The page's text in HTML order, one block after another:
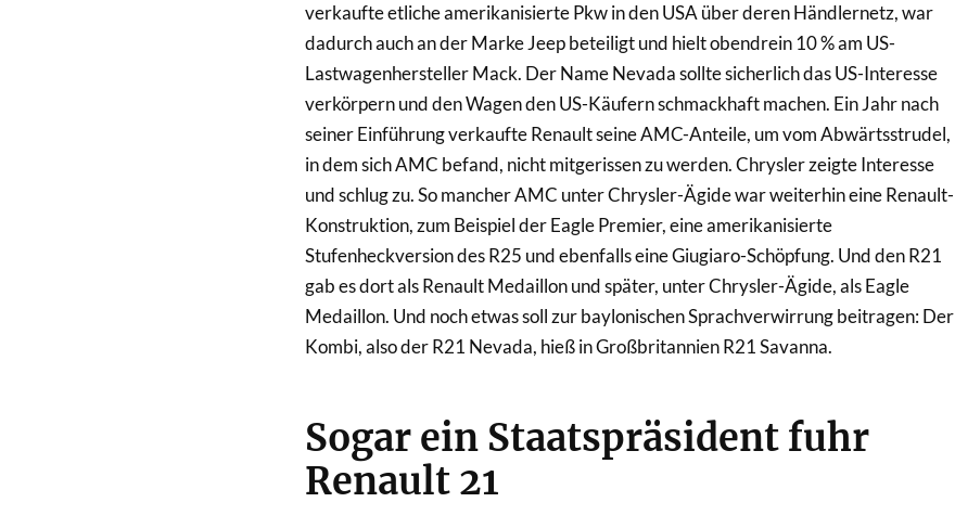
verkaufte etliche amerikanisierte Pkw in den USA über deren Händlernetz, war
dadurch auch an der Marke Jeep beteiligt und hielt obendrein 10 % am US-
Lastwagenhersteller Mack. Der Name Nevada sollte sicherlich das US-Interesse
verkörpern und den Wagen den US-Käufern schmackhaft machen. Ein Jahr nach
seiner Einführung verkaufte Renault seine AMC-Anteile, um vom Abwärtsstrudel,
in dem sich AMC befand, nicht mitgerissen zu werden. Chrysler zeigte Interesse
und schlug zu. So mancher AMC unter Chrysler-Ägide war weiterhin eine Renault-
Konstruktion, zum Beispiel der Eagle Premier, eine amerikanisierte
Stufenheckversion des R25 und ebenfalls eine Giugiaro-Schöpfung. Und den R21
gab es dort als Renault Medaillon und später, unter Chrysler-Ägide, als Eagle
Medaillon. Und noch etwas soll zur baylonischen Sprachverwirrung beitragen: Der
Kombi, also der R21 Nevada, hieß in Großbritannien R21 Savanna.
Sogar ein Staatspräsident fuhr
Renault 21